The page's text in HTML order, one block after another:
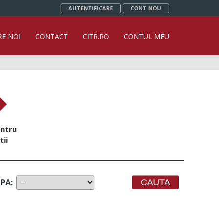
AUTENTIFICARE CONT NOU
NOI CONTACT CITR.RO CONTUL MEU
: